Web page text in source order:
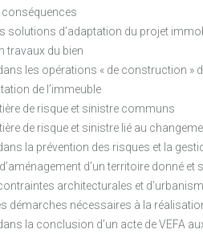
solutions d’adaptation du projet
travaux du bien
les opérations « de construction »
de l’immeuble
de risque et sinistre communs
de risque et sinistre lié au
la prévention des risques et la
d’un territoire donné et
architecturales et
démarches nécessaires à la
la conclusion d’un acte de VEFA